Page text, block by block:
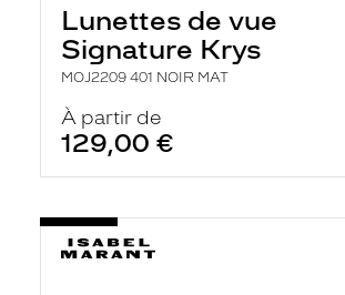
Lunettes de vue
Signature Krys
MOJ2209 401 NOIR MAT
À partir de
129,00 €